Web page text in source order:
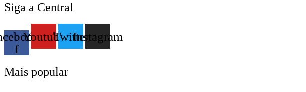
Siga a Central
f
YoutubeTwitterInstagram
Mais popular